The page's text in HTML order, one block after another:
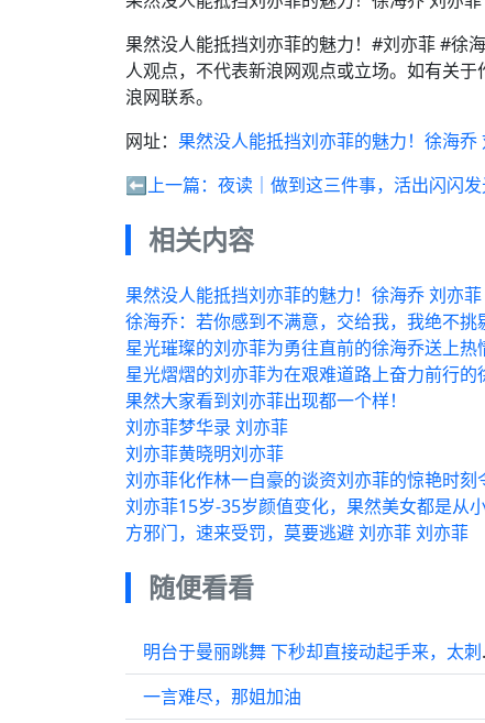
果然没人能抵挡刘亦菲的魅力！#刘亦菲 #徐
人观点，不代表新浪网观点或立场。如有关
浪网联系。
网址： 果然没人能抵挡刘亦菲的魅力！徐海乔
⬅️上一篇： 夜读｜做到这三件事，活出闪闪
相关内容
果然没人能抵挡刘亦菲的魅力！徐海乔 刘亦菲
徐海乔：若你感到不满意，交给我，我绝不挑
星光璀璨的刘亦菲为勇往直前的徐海乔送上
星光熠熠的刘亦菲为在艰难道路上奋力前行
果然大家看到刘亦菲出现都一个样！
刘亦菲梦华录 刘亦菲
刘亦菲黄晓明刘亦菲
刘亦菲化作林一自豪的谈资刘亦菲的惊艳时刻
刘亦菲15岁-35岁颜值变化，果然美女都是从
方邪门，速来受罚，莫要逃避 刘亦菲 刘亦菲
随便看看
明台
一言难尽，那姐加油